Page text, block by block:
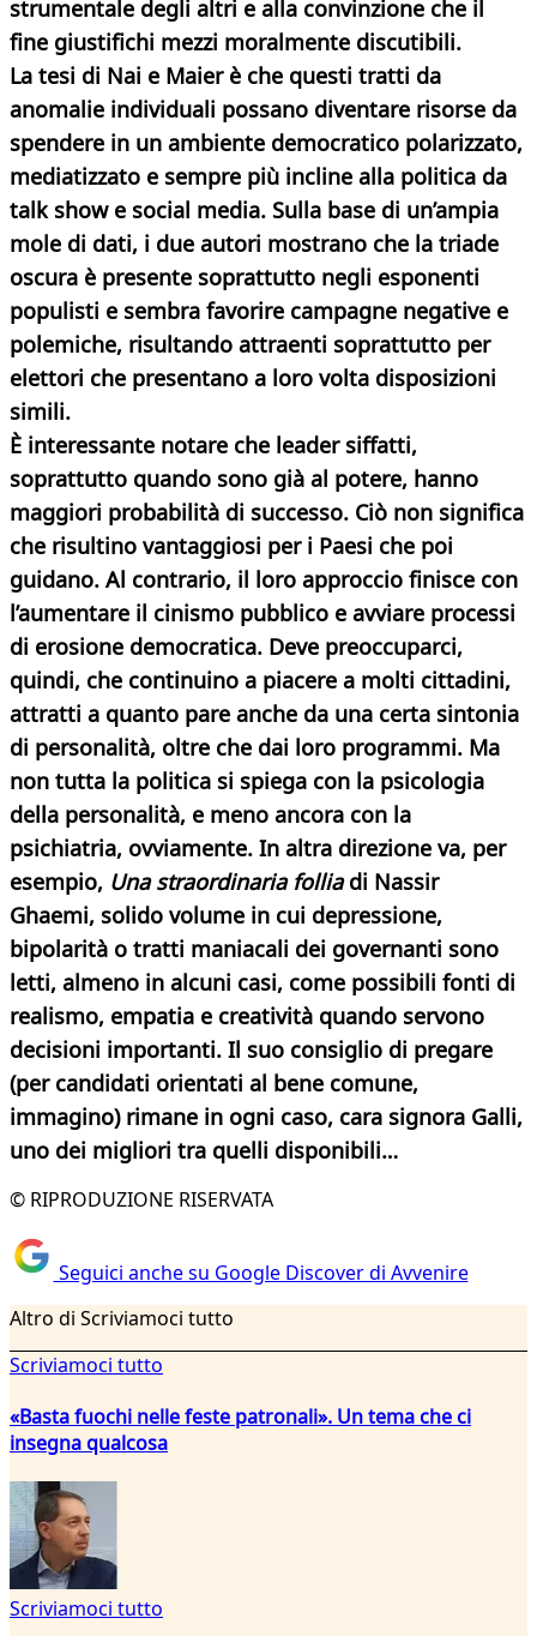
strumentale degli altri e alla convinzione che il
fine giustifichi mezzi moralmente discutibili.
La tesi di Nai e Maier è che questi tratti da
anomalie individuali possano diventare risorse da
spendere in un ambiente democratico polarizzato,
mediatizzato e sempre più incline alla politica da
talk show e social media. Sulla base di un’ampia
mole di dati, i due autori mostrano che la triade
oscura è presente soprattutto negli esponenti
populisti e sembra favorire campagne negative e
polemiche, risultando attraenti soprattutto per
elettori che presentano a loro volta disposizioni
simili.
È interessante notare che leader siffatti,
soprattutto quando sono già al potere, hanno
maggiori probabilità di successo. Ciò non significa
che risultino vantaggiosi per i Paesi che poi
guidano. Al contrario, il loro approccio finisce con
l’aumentare il cinismo pubblico e avviare processi
di erosione democratica. Deve preoccuparci,
quindi, che continuino a piacere a molti cittadini,
attratti a quanto pare anche da una certa sintonia
di personalità, oltre che dai loro programmi. Ma
non tutta la politica si spiega con la psicologia
della personalità, e meno ancora con la
psichiatria, ovviamente. In altra direzione va, per
esempio, Una straordinaria folliadi Nassir
Ghaemi, solido volume in cui depressione,
bipolarità o tratti maniacali dei governanti sono
letti, almeno in alcuni casi, come possibili fonti di
realismo, empatia e creatività quando servono
decisioni importanti. Il suo consiglio di pregare
(per candidati orientati al bene comune,
immagino) rimane in ogni caso, cara signora Galli,
uno dei migliori tra quelli disponibili…
© RIPRODUZIONE RISERVATA
Seguici anche su Google Discover di Avvenire
Altro di Scriviamoci tutto
Scriviamoci tutto
«Basta fuochi nelle feste patronali». Un tema che ci
insegna qualcosa
Scriviamoci tutto